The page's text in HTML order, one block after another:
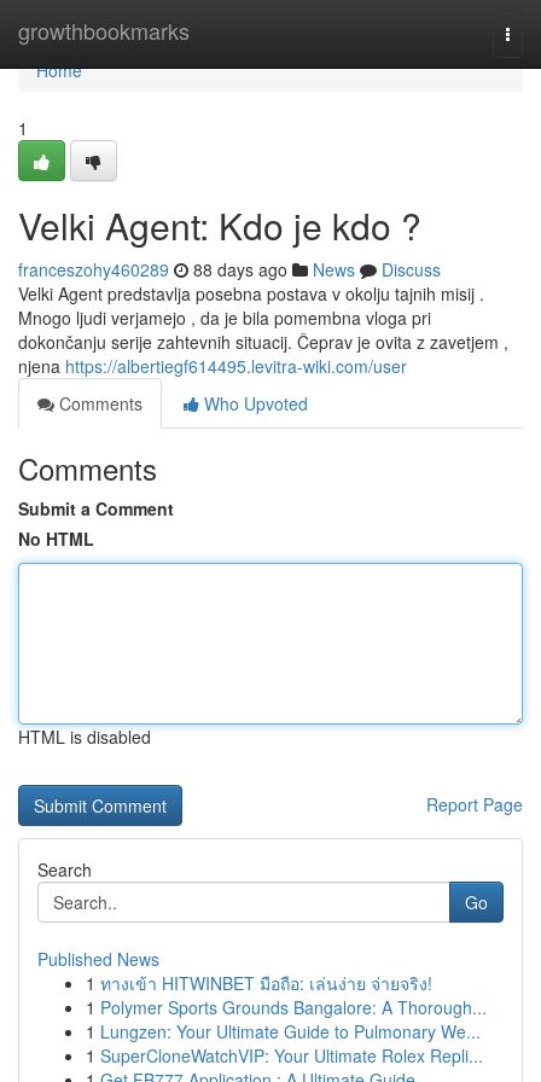
growthbookmarks
Home
Home
1
Velki Agent: Kdo je kdo ?
franceszohy460289 88 days ago News
Discuss
Velki Agent predstavlja posebna postava v okolju tajnih misij .
Mnogo ljudi verjamejo , da je bila pomembna vloga pri
dokončanju serije zahtevnih situacij. Čeprav je ovita z zavetjem ,
njena https://albertiegf614495.levitra-wiki.com/user
Comments
Who Upvoted
Comments
Submit a Comment
No HTML
HTML is disabled
Report Page
Search
Go
Published News
1 ทางเข้า HITWINBET มือถือ: เล่นง่าย จ่ายจริง!
1 Polymer Sports Grounds Bangalore: A Thorough...
1 Lungzen: Your Ultimate Guide to Pulmonary We...
1 SuperCloneWatchVIP: Your Ultimate Rolex Repli...